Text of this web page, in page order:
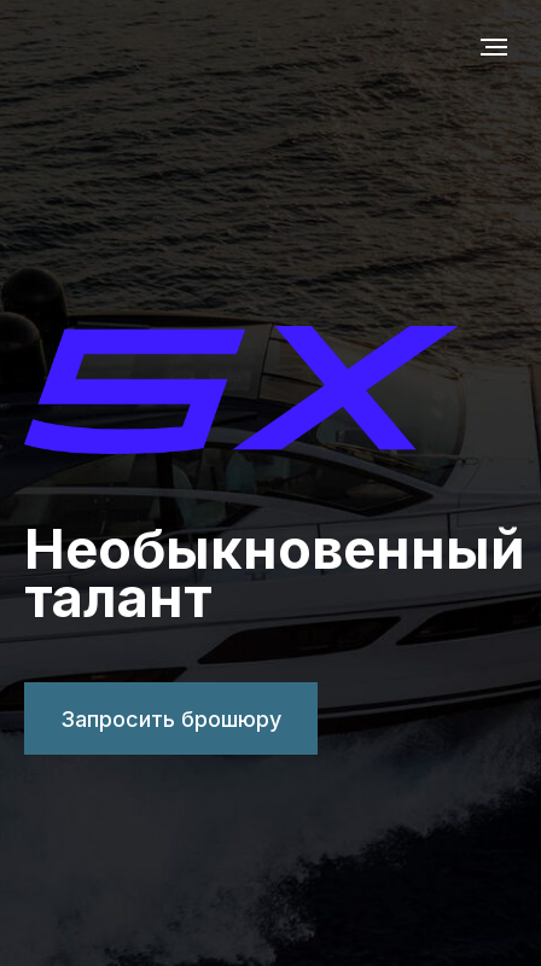
Необыкновенный
талант
Запросить брошюру